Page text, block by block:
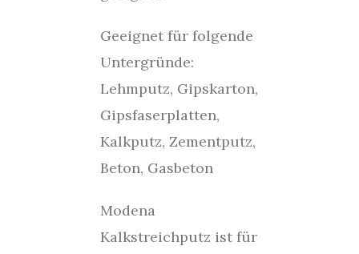
Geeignet für folgende
Untergründe:
Lehmputz, Gipskarton,
Gipsfaserplatten,
Kalkputz, Zementputz,
Beton, Gasbeton
Modena
Kalkstreichputz ist für